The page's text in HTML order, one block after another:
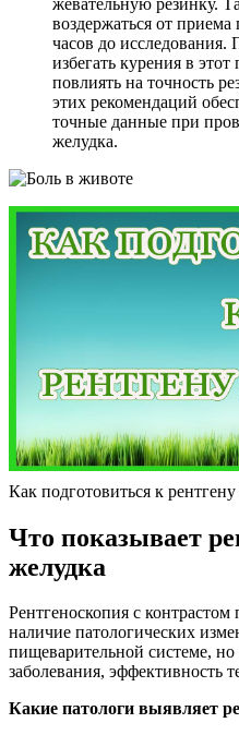
воздержаться от
часов до исследования.
избегать курения в
повлиять на точность
этих рекомендаций
точные данные при
желудка.
Как подготовиться к
Что показывает
желудка
Рентгеноскопия с контрастом
наличие патологических
пищеварительной системе,
заболевания, эффективность
Какие патологи выявляет